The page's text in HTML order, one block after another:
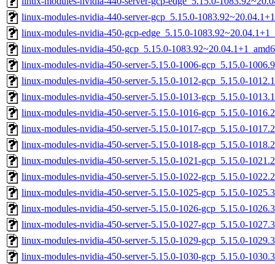
linux-modules-nvidia-440-server-gcp_5.15.0-
linux-modules-nvidia-450-gcp-edge_5.15.0-
linux-modules-nvidia-450-gcp_5.15.0-
linux-modules-nvidia-450-server-5.15.0-1006-gcp_5.15.0-
linux-modules-nvidia-450-server-5.15.0-1012-gcp_5.15.0-
linux-modules-nvidia-450-server-5.15.0-1013-gcp_5.15.0-
linux-modules-nvidia-450-server-5.15.0-1016-gcp_5.15.0-
linux-modules-nvidia-450-server-5.15.0-1017-gcp_5.15.0-
linux-modules-nvidia-450-server-5.15.0-1018-gcp_5.15.0-
linux-modules-nvidia-450-server-5.15.0-1021-gcp_5.15.0-
linux-modules-nvidia-450-server-5.15.0-1022-gcp_5.15.0-
linux-modules-nvidia-450-server-5.15.0-1025-gcp_5.15.0-
linux-modules-nvidia-450-server-5.15.0-1026-gcp_5.15.0-
linux-modules-nvidia-450-server-5.15.0-1027-gcp_5.15.0-
linux-modules-nvidia-450-server-5.15.0-1029-gcp_5.15.0-
linux-modules-nvidia-450-server-5.15.0-1030-gcp_5.15.0-